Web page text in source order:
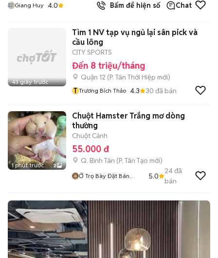
Giang Huy 4.0 Bấm để hiện số Chat
43 giây trước
Tìm 1 NV tạp vụ ngủ lại sân pick và
cầu lông
CITY SPORTS
Đến 8 triệu/tháng
Quận 12 (P. Tân Thới Hiệp mới)
T Trương Bích Thảo 4.3 30 đã bán
1 phút trước 2
Chuột Hamster Trắng mơ dòng
thường
Chuột Cảnh
55.000 đ
Q. Bình Tân (P. Tân Tạo mới)
Ở Trọ Bày Đặt Bán
5.0
24đã
bán